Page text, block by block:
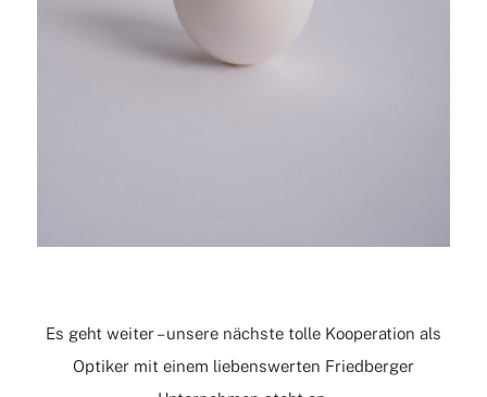
Es geht weiter – unsere nächste tolle Kooperation als
Optiker mit einem liebenswerten Friedberger